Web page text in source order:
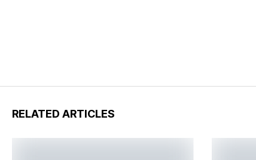
RELATED ARTICLES